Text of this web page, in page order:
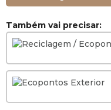
Também vai precisar: